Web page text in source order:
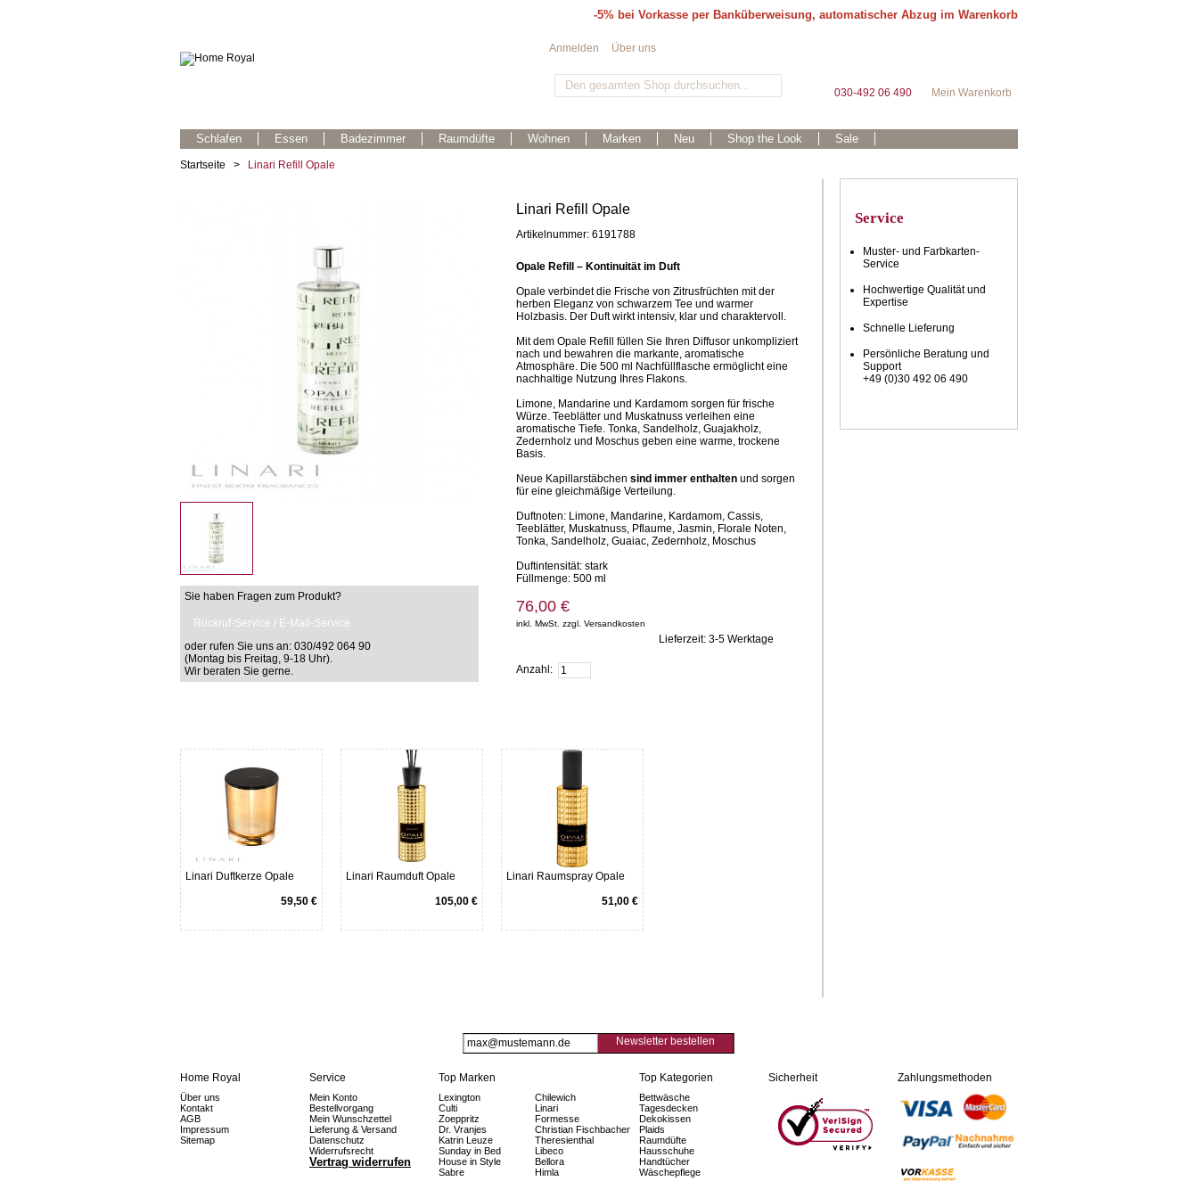
-5% bei Vorkasse per Banküberweisung, automatischer Abzug im Warenkorb
Mein Warenkorb
030-492 06 490
Schlafen Essen Badezimmer Raumdüfte Wohnen Marken Neu Shop the Look Sale
Anmelden Über uns
Startseite > Linari Refill Opale
Sie haben Fragen zum Produkt?
Rückruf-Service / E-Mail-Service
oder rufen Sie uns an: 030/492 064 90
(Montag bis Freitag, 9-18 Uhr).
Wir beraten Sie gerne.
Linari Refill Opale
Artikelnummer: 6191788
Opale Refill – Kontinuität im Duft
Opale verbindet die Frische von Zitrusfrüchten mit der
herben Eleganz von schwarzem Tee und warmer
Holzbasis. Der Duft wirkt intensiv, klar und charaktervoll.
Mit dem Opale Refill füllen Sie Ihren Diffusor unkompliziert
nach und bewahren die markante, aromatische
Atmosphäre. Die 500 ml Nachfüllflasche ermöglicht eine
nachhaltige Nutzung Ihres Flakons.
Limone, Mandarine und Kardamom sorgen für frische
Würze. Teeblätter und Muskatnuss verleihen eine
aromatische Tiefe. Tonka, Sandelholz, Guajakholz,
Zedernholz und Moschus geben eine warme, trockene
Basis.
Neue Kapillarstäbchen sind immer enthalten und sorgen
für eine gleichmäßige Verteilung.
Duftnoten: Limone, Mandarine, Kardamom, Cassis,
Teeblätter, Muskatnuss, Pflaume, Jasmin, Florale Noten,
Tonka, Sandelholz, Guaiac, Zedernholz, Moschus
Duftintensität: stark
Füllmenge: 500 ml
76,00 €
inkl. MwSt. zzgl. Versandkosten
Lieferzeit: 3-5 Werktage
Anzahl:
Linari Duftkerze Opale
59,50 €
Linari Raumduft Opale
105,00 €
Linari Raumspray Opale
51,00 €
Service
Muster- und Farbkarten-
Service
Hochwertige Qualität und
Expertise
Schnelle Lieferung
Persönliche Beratung und
Support
+49 (0)30 492 06 490
Newsletter bestellen
Home Royal
Über uns
Kontakt
AGB
Impressum
Sitemap
Service
Mein Konto
Bestellvorgang
Mein Wunschzettel
Lieferung & Versand
Datenschutz
Widerrufsrecht
Vertrag widerrufen
Top Marken
Lexington
Chilewich
Culti
Linari
Zoeppritz
Formesse
Dr. Vranjes
Christian Fischbacher
Katrin Leuze
Theresienthal
Sunday in Bed
Libeco
House in Style
Bellora
Sabre
Himla
Top Kategorien
Bettwäsche
Tagesdecken
Dekokissen
Plaids
Raumdüfte
Hausschuhe
Handtücher
Wäschepflege
Sicherheit Zahlungsmethoden